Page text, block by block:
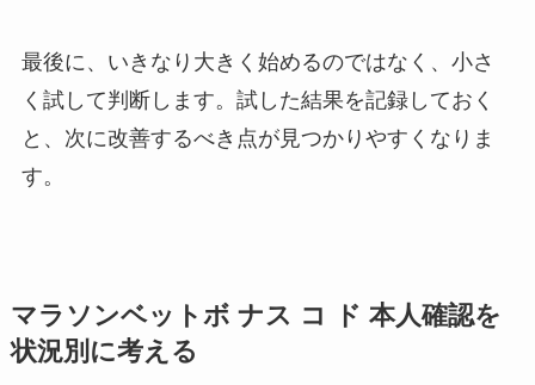
最後に、いきなり大きく始めるのではなく、小さ
く試して判断します。試した結果を記録しておく
と、次に改善するべき点が見つかりやすくなりま
す。
マラソンベットボ ナス コ ド 本人確認を
状況別に考える